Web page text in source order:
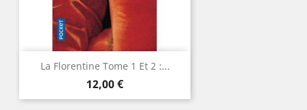
La Florentine Tome 1 Et 2 :...
Prix
12,00 €